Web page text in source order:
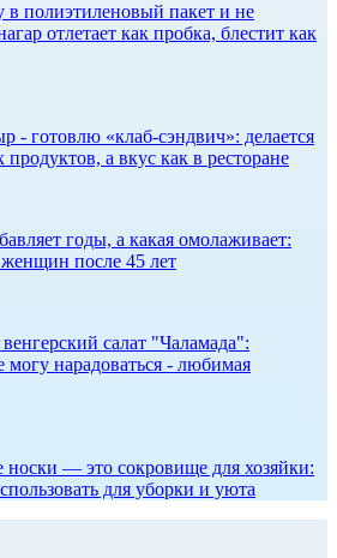
в полиэтиленовый пакет и не
отлетает как пробка, блестит как
- готовлю «клаб-сэндвич»: делается
а вкус как в ресторане
годы, а какая омолаживает:
женщин после 45 лет
салат "Чаламада":
нарадоваться - любимая
— это сокровище для хозяйки:
для уборки и уюта